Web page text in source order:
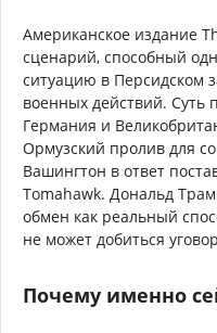
Американское издание
сценарий, способный
ситуацию в Персидском
военных действий. Суть
Германия и
Ормузский пролив для
Вашингтон в ответ
Tomahawk. Дональд
обмен как реальный
не может добиться
Почему именно